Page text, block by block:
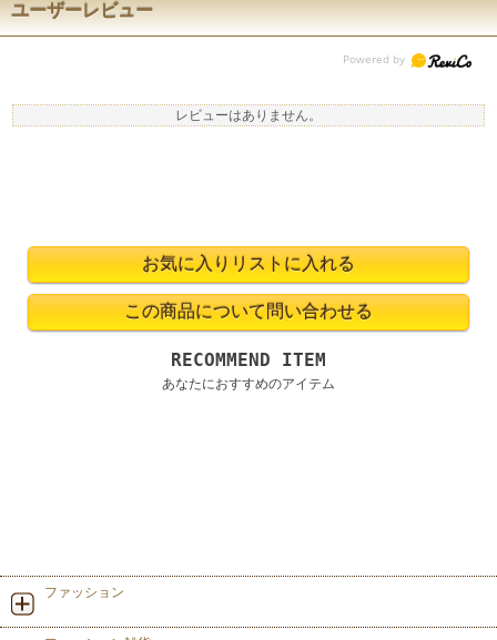
ユーザーレビュー
レビューはありません。
RECOMMEND ITEM
あなたにおすすめのアイテム
ファッション